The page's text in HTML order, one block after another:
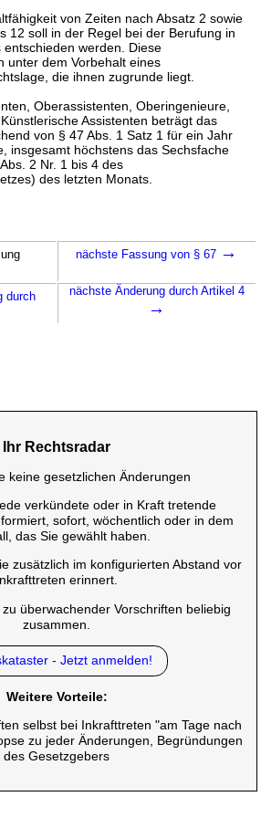
von Zeiten nach Absatz 2 sowie
12 soll in der Regel bei der Berufung in
werden. Diese
unter dem Vorbehalt eines
die ihnen zugrunde liegt.
Oberassistenten, Oberingenieure,
Assistenten beträgt das
von § 47 Abs. 1 Satz 1 für ein Jahr
insgesamt höchstens das Sechsfache
2 Nr. 1 bis 4 des
des letzten Monats.
nächste Fassung von § 67 →
durch
nächste Änderung durch Artikel 4
→
Ihr Rechtsradar
keine gesetzlichen Änderungen
verkündete oder in Kraft tretende
sofort, wöchentlich oder in dem
das Sie gewählt haben.
zusätzlich im konfigurierten Abstand vor
erinnert.
überwachender Vorschriften beliebig
zusammen.
- Jetzt anmelden!
Weitere Vorteile:
selbst bei Inkrafttreten "am Tage nach
zu jeder Änderungen, Begründungen
des Gesetzgebers